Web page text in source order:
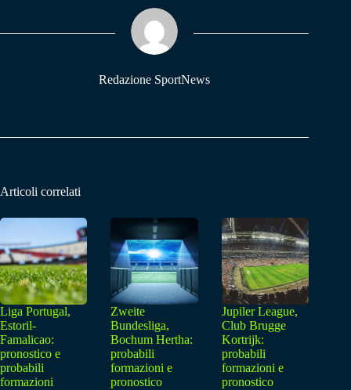
pp m
Redazione SportNews
Articoli correlati
Liga Portugal,
Estoril-
Famalicao:
pronostico e
probabili
formazioni
Zweite
Bundesliga,
Bochum Hertha:
probabili
formazioni e
pronostico
Jupiler League,
Club Brugge
Kortrijk:
probabili
formazioni e
pronostico